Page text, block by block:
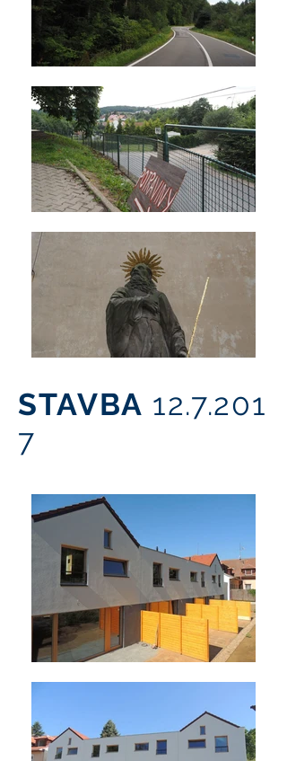
STAVBA 12.7.201
7